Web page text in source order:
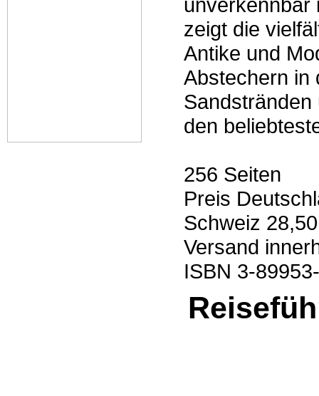
zeigt die
Antike und
Abstechern in
den
256 Seiten
Preis
Schweiz
Versand
ISBN 3-